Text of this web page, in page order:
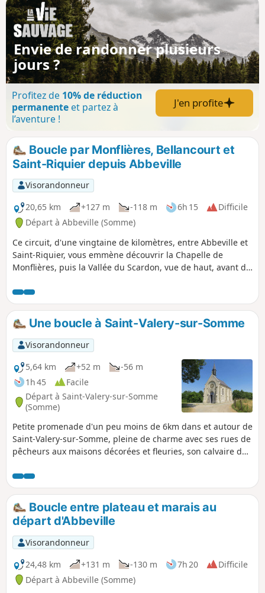
Envie de randonner plusieurs
jours ?
Profitez de 10% de réduction
permanenteet partez à
l’aventure !
J'en profite
Boucle par Monflières, Bellancourt et
Saint-Riquier depuis Abbeville
Visorandonneur
20,65 km
+127 m -118 m 6h 15
Difficile
Départ à Abbeville (Somme)
Ce circuit, d'une vingtaine de kilomètres, entre Abbeville et
Saint-Riquier, vous emmène découvrir la Chapelle de
Monflières, puis la Vallée du Scardon, vue de haut, avant de
Une boucle à Saint-Valery-sur-Somme
Visorandonneur
5,64 km
+52 m
-56 m
1h 45
Facile
Départ à Saint-Valery-sur-Somme
(Somme)
Petite promenade d'un peu moins de 6km dans et autour de
Saint-Valery-sur-Somme, pleine de charme avec ses rues de
pêcheurs aux maisons décorées et fleuries, son calvaire des
long de la Somme ainsi que sa Chapelle Saint-Valery dite
des Marins, sans oublier son histoire avec la Porte Jeanne
d'Arc et de nombreux points de vues sur la baie de Somme
Boucle entre plateau et marais au
départ d'Abbeville
Visorandonneur
24,48 km
+131 m -130 m 7h 20
Difficile
Départ à Abbeville (Somme)